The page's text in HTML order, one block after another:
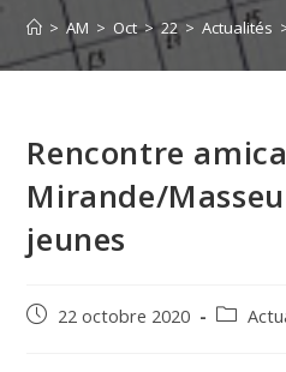
> AM > Oct > 22 > Actualités
Rencontre
Mirande/
jeunes
22 octobre 2020